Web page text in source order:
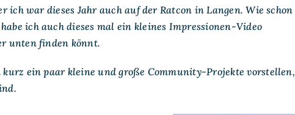
der
Ratcon
2024
ich war dieses Jahr auch auf der Ratcon in Langen. Wie schon
ich auch dieses mal ein kleines Impressionen-Video
unten finden könnt.
ein paar kleine und große Community-Projekte vorstellen,